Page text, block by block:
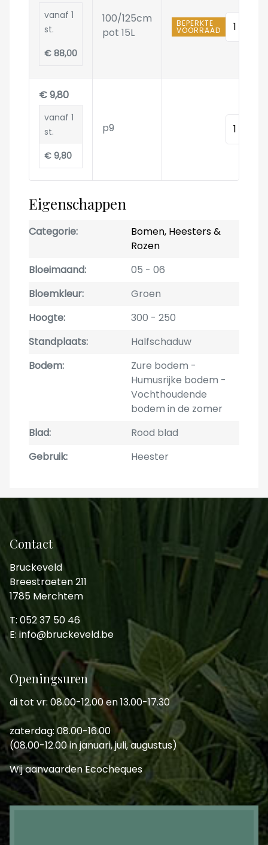
vanaf 1
st.
€ 88,00
100/125cm
pot 15L
BEPERKTE
VOORRAAD
€ 9,80
vanaf 1
st.
€ 9,80
p9
Eigenschappen
Categorie
Bomen, Heesters &
Rozen
Bloeimaand
05
06
Bloemkleur
Groen
Hoogte
300
250
Standplaats
Halfschaduw
Bodem
Zure bodem
Humusrijke bodem
Vochthoudende
bodem in de zomer
Blad
Rood blad
Gebruik
Heester
Contact
Bruckeveld
Breestraeten 211
1785 Merchtem
T: 052 37 50 46
E: info@bruckeveld.be
Openingsuren
di tot vr: 08.00-12.00 en 13.00-17.30
zaterdag: 08.00-16.00
(08.00-12.00 in januari, juli, augustus)
Wij aanvaarden Ecocheques